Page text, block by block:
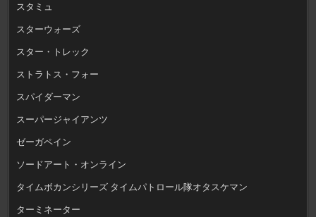
スタミュ
スターウォーズ
スター・トレック
ストラトス・フォー
スパイダーマン
スーパージャイアンツ
ゼーガペイン
ソードアート・オンライン
タイムボカンシリーズ タイムパトロール隊オタスケマン
ターミネーター